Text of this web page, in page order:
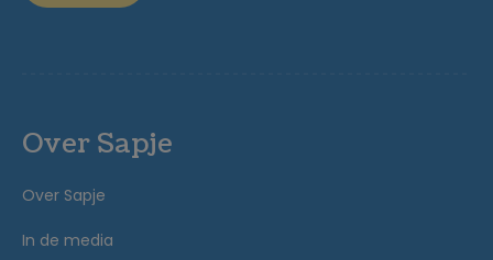
Over Sapje
Over Sapje
In de media